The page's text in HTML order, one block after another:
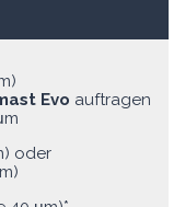
Evo auftragen
oder